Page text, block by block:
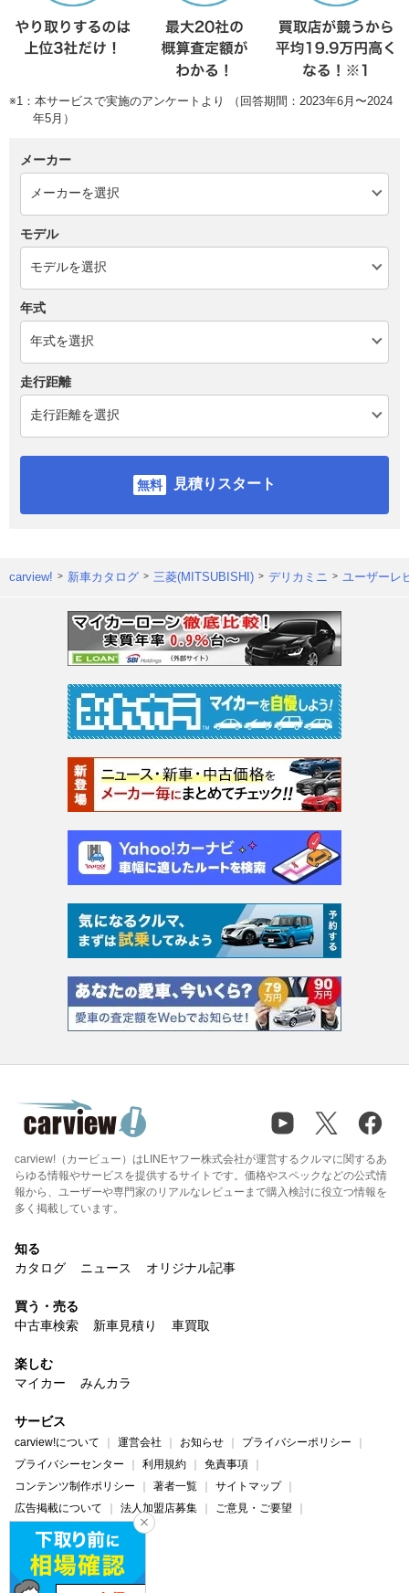
※1：本サービスで実施のアンケートより （回答期間：2023年6月〜2024
年5月）
メーカー
モデル
年式
走行距離
見積りスタート
carview! 新車カタログ 三菱(MITSUBISHI) デリカミニ ユーザーレ
carview!（カービュー）はLINEヤフー株式会社が運営するクルマに関するあ
らゆる情報やサービスを提供するサイトです。価格やスペックなどの公式情
報から、ユーザーや専門家のリアルなレビューまで購入検討に役立つ情報を
多く掲載しています。
知る
カタログ
ニュース オリジナル記事
買う・売る
中古車検索
新車見積り 車買取
楽しむ
マイカー
みんカラ
サービス
carview!について 運営会社 お知らせ
プライバシーポリシー
プライバシーセンター
利用規約
免責事項
コンテンツ制作ポリシー
著者一覧
サイトマップ
広告掲載について
法人加盟店募集
ご意見・ご要望
ヘルプ・お問い合わせ
carview! Yahoo! JAPAN